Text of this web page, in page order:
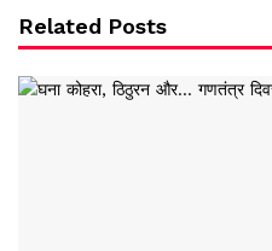
Related Posts